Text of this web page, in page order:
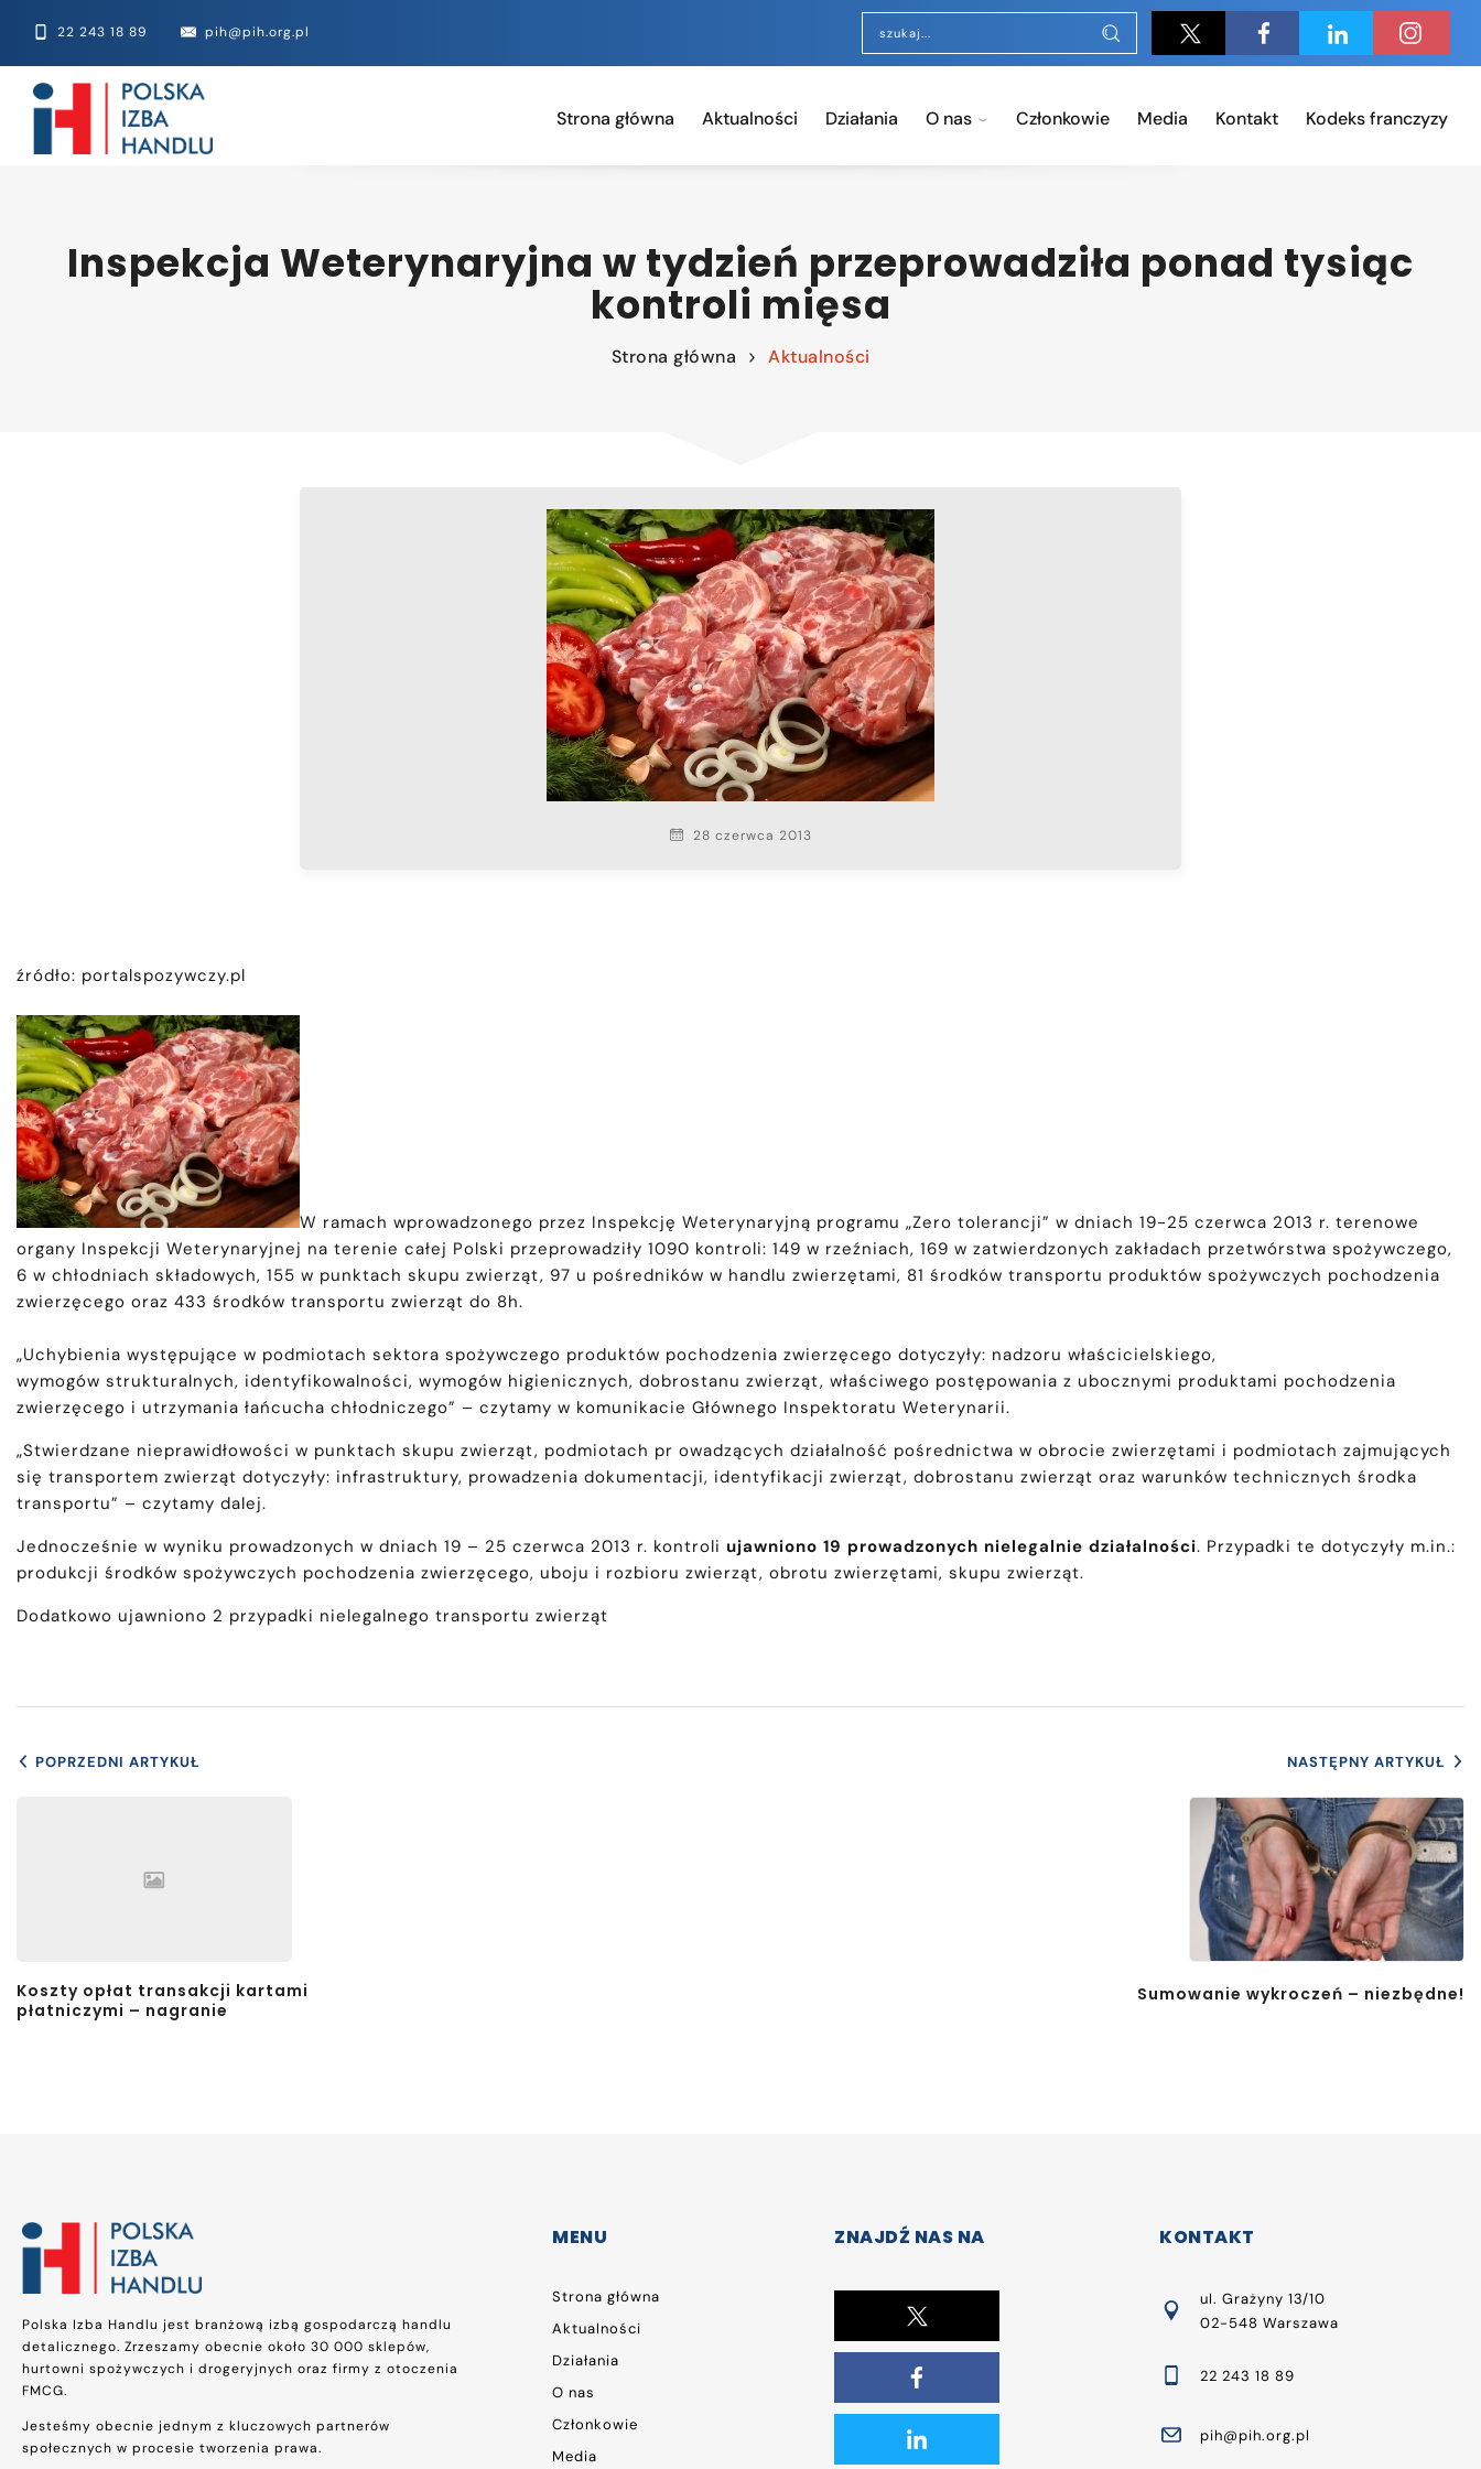
22 243 18 89 pih@pih.org.pl
Strona główna Aktualności Działania O nas Członkowie Media Kontakt Kodeks franczyzy
Inspekcja Weterynaryjna w tydzień przeprowadziła ponad tysiąc
kontroli mięsa
Strona główna Aktualności
28 czerwca 2013
źródło: portalspozywczy.pl
W ramach wprowadzonego przez Inspekcję Weterynaryjną programu „Zero tolerancji” w dniach 19-25 czerwca 2013 r. terenowe
organy Inspekcji Weterynaryjnej na terenie całej Polski przeprowadziły 1090 kontroli: 149 w rzeźniach, 169 w zatwierdzonych zakładach przetwórstwa spożywczego,
6 w chłodniach składowych, 155 w punktach skupu zwierząt, 97 u pośredników w handlu zwierzętami, 81 środków transportu produktów spożywczych pochodzenia
zwierzęcego oraz 433 środków transportu zwierząt do 8h.
„Uchybienia występujące w podmiotach sektora spożywczego produktów pochodzenia zwierzęcego dotyczyły: nadzoru właścicielskiego,
wymogów strukturalnych, identyfikowalności, wymogów higienicznych, dobrostanu zwierząt, właściwego postępowania z ubocznymi produktami pochodzenia
zwierzęcego i utrzymania łańcucha chłodniczego” – czytamy w komunikacie Głównego Inspektoratu Weterynarii.
„Stwierdzane nieprawidłowości w punktach skupu zwierząt, podmiotach pr owadzących działalność pośrednictwa w obrocie zwierzętami i podmiotach zajmujących
się transportem zwierząt dotyczyły: infrastruktury, prowadzenia dokumentacji, identyfikacji zwierząt, dobrostanu zwierząt oraz warunków technicznych środka
transportu” – czytamy dalej.
Jednocześnie w wyniku prowadzonych w dniach 19 – 25 czerwca 2013 r. kontroli ujawniono 19 prowadzonych nielegalnie działalności. Przypadki te dotyczyły m.in.:
produkcji środków spożywczych pochodzenia zwierzęcego, uboju i rozbioru zwierząt, obrotu zwierzętami, skupu zwierząt.
Dodatkowo ujawniono 2 przypadki nielegalnego transportu zwierząt
POPRZEDNI ARTYKUŁ
Koszty opłat transakcji kartami
płatniczymi – nagranie
NASTĘPNY ARTYKUŁ
Sumowanie wykroczeń – niezbędne!
Polska Izba Handlu jest branżową izbą gospodarczą handlu
detalicznego. Zrzeszamy obecnie około 30 000 sklepów,
hurtowni spożywczych i drogeryjnych oraz firmy z otoczenia
FMCG.
Jesteśmy obecnie jednym z kluczowych partnerów
społecznych w procesie tworzenia prawa.
MENU
Strona główna
Aktualności
Działania
O nas
Członkowie
Media
ZNAJDŹ NAS NA KONTAKT
ul. Grażyny 13/10
02-548 Warszawa
22 243 18 89
pih@pih.org.pl